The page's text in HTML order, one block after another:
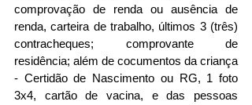
comprovação de renda ou ausência de
renda, carteira de trabalho, últimos 3 (três)
contracheques; comprovante de
residência; além de cocumentos da criança
- Certidão de Nascimento ou RG, 1 foto
3x4, cartão de vacina, e das pessoas